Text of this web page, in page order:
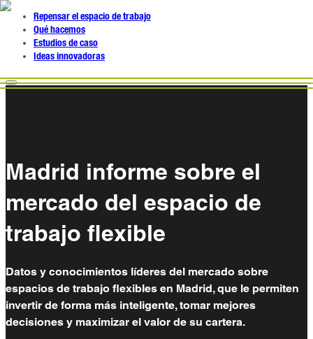
Repensar el espacio de trabajo
Qué hacemos
Estudios de caso
Ideas innovadoras
Madrid informe sobre el
mercado del espacio de
trabajo flexible
Datos y conocimientos líderes del mercado sobre
espacios de trabajo flexibles en Madrid, que le permiten
invertir de forma más inteligente, tomar mejores
decisiones y maximizar el valor de su cartera.